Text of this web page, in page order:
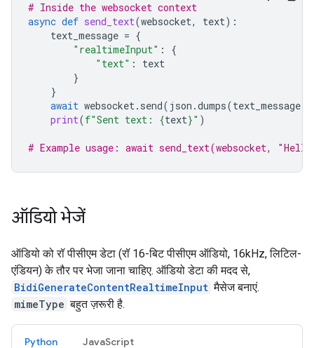
# Inside the websocket context
async def send_text(websocket, text):
text_message = {
"realtimeInput" :
{
"text" :
text
}
}
await websocket. send( json .dumps(text_message
print(f"Sent text: {text}" )
# Example usage: await send_text(websocket,
ऑडियो भेजें
ऑडियो को रॉ पीसीएम डेटा (रॉ 16-बिट पीसीएम ऑडियो, 16kHz, लिटिल-
एंडियन) के तौर पर भेजा जाना चाहिए. ऑडियो डेटा की मदद से,
BidiGenerateContentRealtimeInput मैसेज बनाएं.
mimeType बहुत ज़रूरी है.
Python JavaScript